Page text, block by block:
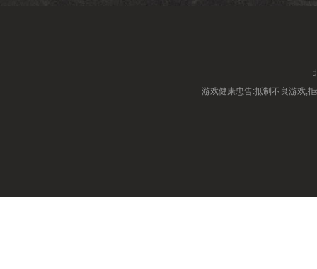
游戏健康忠告:抵制不良游戏,